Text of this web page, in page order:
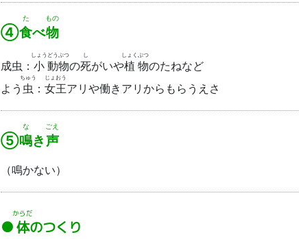
④食
た
べ物
もの
成虫： 小
しょう
動
どう
物
ぶつ
の死
し
がいや植
しょく
物
ぶつ
のたねなど
よう 虫
ちゅう
： 女
じょ
王
おう
アリや働きアリからもらうえさ
⑤鳴
な
き声
ごえ
（鳴かない）
体
からだ
のつくり